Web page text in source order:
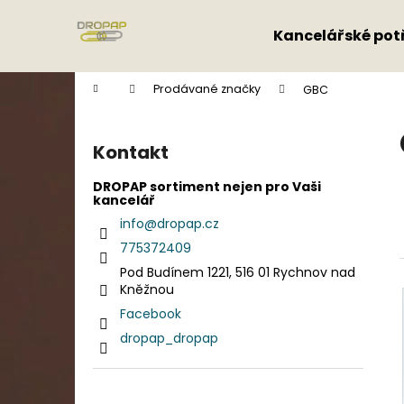
Kancelářské
Domů Prodávané značky GBC
Kontakt
DROPAP sortiment nejen pro Vaši
kancelář
info@dropap.cz
775372409
Pod Budínem 1221, 516 01 Rychnov nad
Kněžnou
Facebook
dropap_dropap
í
Zpět
do
Zpět
do